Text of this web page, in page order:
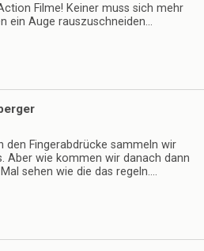
Filme! Keiner muss sich mehr
ein Auge rauszuschneiden…
den Fingerabdrücke sammeln wir
Aber wie kommen wir danach dann
sehen wie die das regeln….